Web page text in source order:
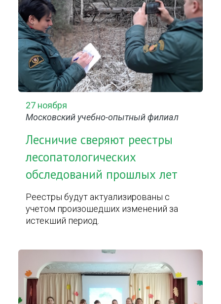
27 ноября
Московский учебно-опытный филиал
Лесничие сверяют реестры
лесопатологических
обследований прошлых лет
Реестры будут актуализированы с
учетом произошедших изменений за
истекший период.